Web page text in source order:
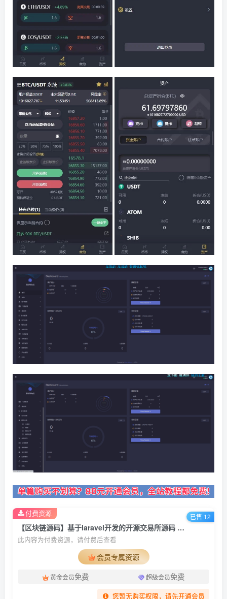
【区块链源码】基于laravel开发的开源交易所源码 | BTC交易所 | ETH交易所 | 交易所 | 交易平台 | 撮合交易引擎
此内容为付费资源，请付费后查看
会员专属资源
黄金会员免费 超级会员免费
您暂无购买权限，请先开通会员
付费资源 已售 12